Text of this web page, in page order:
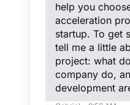
help you
acceleration
startup. To get
tell me a little
project: what
company do,
development